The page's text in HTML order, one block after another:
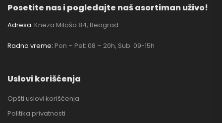
Posetite nas i pogledajte naš asortiman uživo!
Adresa: Kneza Miloša 84, Beograd
Radno vreme: Pon – Pet: 08 – 20h, Sub: 09-15h
Uslovi korišćenja
Opšti uslovi korišćenja
Politika privatnosti